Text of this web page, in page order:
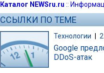
Каталог NEWSru.ru ::
ССЫЛКИ ПО ТЕМЕ
Технологии
Google
DDoS-атак